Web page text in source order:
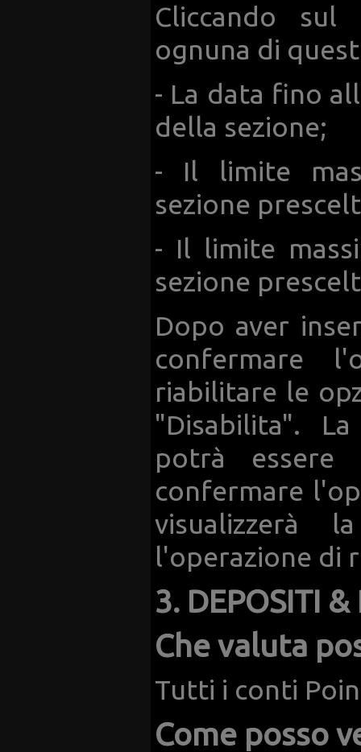
Cliccando sul
ognuna di
- La data fino
della sezione;
- Il limite
sezione
- Il limite
sezione
Dopo aver
confermare
riabilitare le
"Disabilita".
potrà
confermare
visualizzerà
l'operazione di
3. DEPOSITI &
Che valuta
Tutti i conti
Come posso